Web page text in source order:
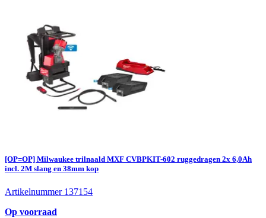
[OP=OP] Milwaukee trilnaald MXF CVBPKIT-602 ruggedragen 2x 6,0Ah
incl. 2M slang en 38mm kop
Artikelnummer 137154
Op voorraad